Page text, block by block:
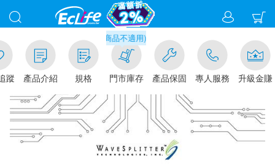
蹤 產品介紹 規格
門市取貨現折1%(部分商品不適用)-請點我看
門市庫存 產品保固 專人服務 升級金賺